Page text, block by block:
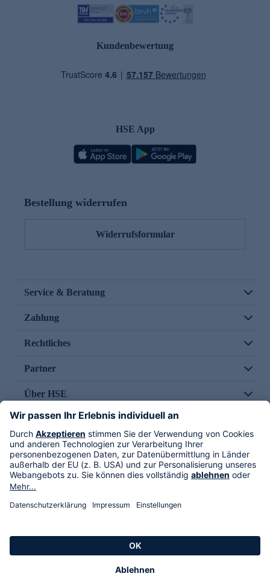
Kundenbewertung
HSE App
Bestellung widerrufen
Widerrufsformular
Service & Beratung
Zahlung
Rechtliches
Partner
Über HSE
Im TV
HSE International